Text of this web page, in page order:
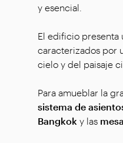
y esencial.
El edificio presenta
caracterizados por
cielo y del paisaje
Para amueblar la
sistema de
Bangkok y las